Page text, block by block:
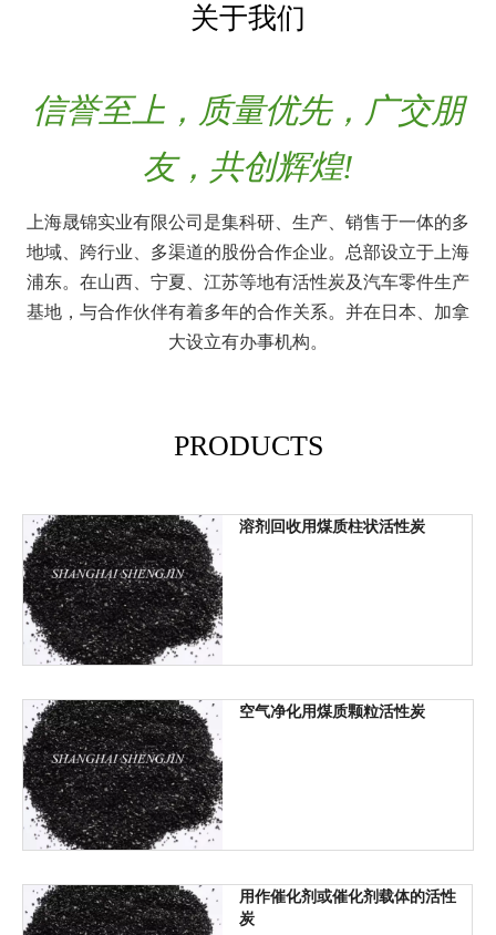
关于我们
信誉至上，质量优先，广交朋
友，共创辉煌!
上海晟锦实业有限公司是集科研、生产、销售于一体的多
地域、跨行业、多渠道的股份合作企业。总部设立于上海
浦东。在山西、宁夏、江苏等地有活性炭及汽车零件生产
基地，与合作伙伴有着多年的合作关系。并在日本、加拿
大设立有办事机构。
PRODUCTS
溶剂回收用煤质柱状活性炭
空气净化用煤质颗粒活性炭
用作催化剂或催化剂载体的活性
炭